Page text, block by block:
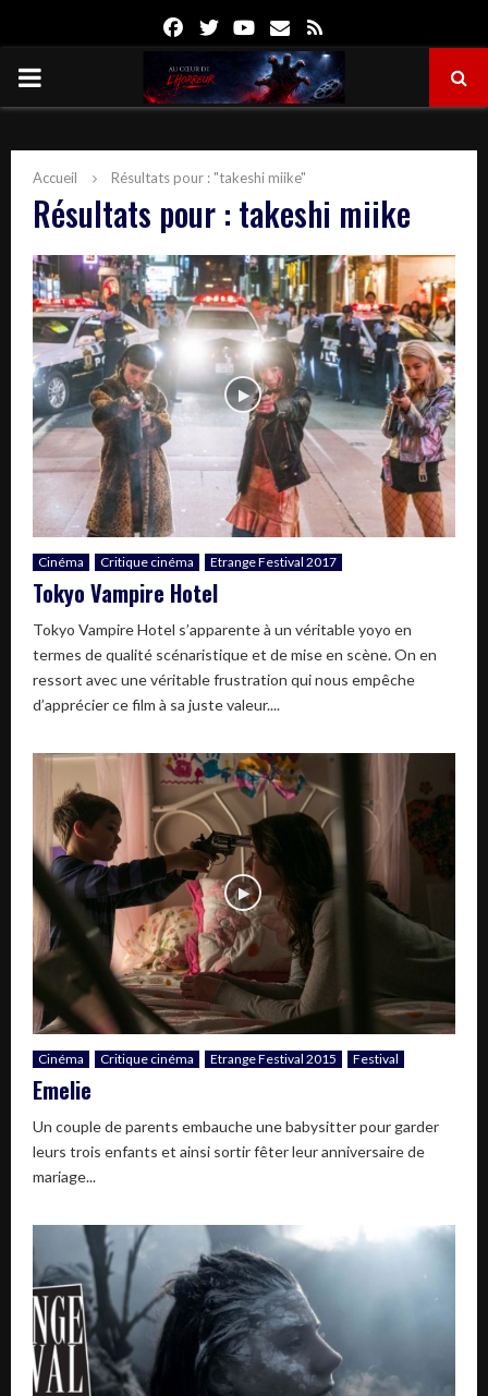
FacebookTwitterYoutube
Email
PRIMARY
Accueil Résultats pour : "takeshi miike"
Résultats pour : takeshi miike
Cinéma Critique cinéma Etrange Festival 2017
Tokyo Vampire Hotel
Tokyo Vampire Hotel s’apparente à un véritable yoyo en
termes de qualité scénaristique et de mise en scène. On en
ressort avec une véritable frustration qui nous empêche
d’apprécier ce film à sa juste valeur....
Cinéma Critique cinéma Etrange Festival 2015 Festival
Emelie
Un couple de parents embauche une babysitter pour garder
leurs trois enfants et ainsi sortir fêter leur anniversaire de
mariage...